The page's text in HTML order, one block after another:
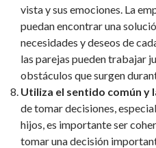
vista y sus emociones. La
puedan encontrar una
necesidades y deseos de
las parejas pueden trabajar
obstáculos que surgen
Utiliza el sentido común y
de tomar decisiones,
hijos, es importante ser
tomar una decisión